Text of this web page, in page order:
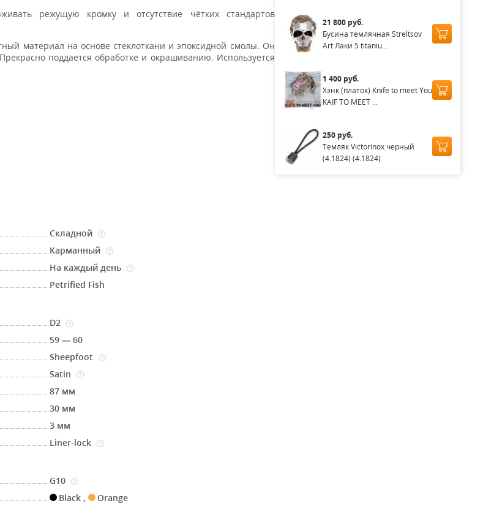
режущую кромку и отсутствие чётких стандартов
материал на основе стеклоткани и эпоксидной смолы. Он
поддается обработке и окрашиванию. Используется
Складной ?
Карманный ?
На каждый день ?
Petrified Fish
D2 ?
59 — 60
Sheepfoot ?
Satin ?
87 мм
30 мм
3 мм
Liner-lock ?
G10 ?
Black , Orange
21 800 руб.
Бусина темлячная Streltsov
Art Лаки 5 titaniu...
1 400 руб.
Хэнк (платок) Knife to meet You
KAIF TO MEET ...
250 руб.
Темляк Victorinox черный
(4.1824) (4.1824)